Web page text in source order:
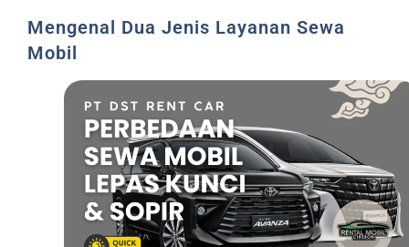
Mengenal Dua Jenis Layanan Sewa
Mobil